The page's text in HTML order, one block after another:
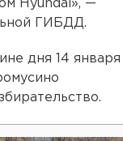
Hyundai», —
ГИБДД.
дня 14 января